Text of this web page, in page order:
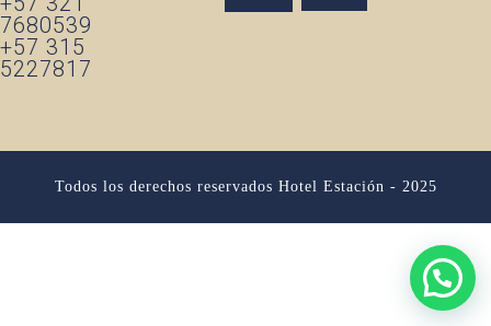
7680539
+57 315
5227817
Todos los derechos reservados Hotel Estación - 2025